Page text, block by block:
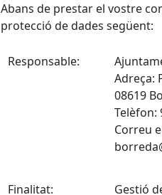
Abans de prestar el vostre
protecció de dades següent:
Responsable:
Adreça:
08619
Telèfon:
Correu
Finalitat:
Gestió